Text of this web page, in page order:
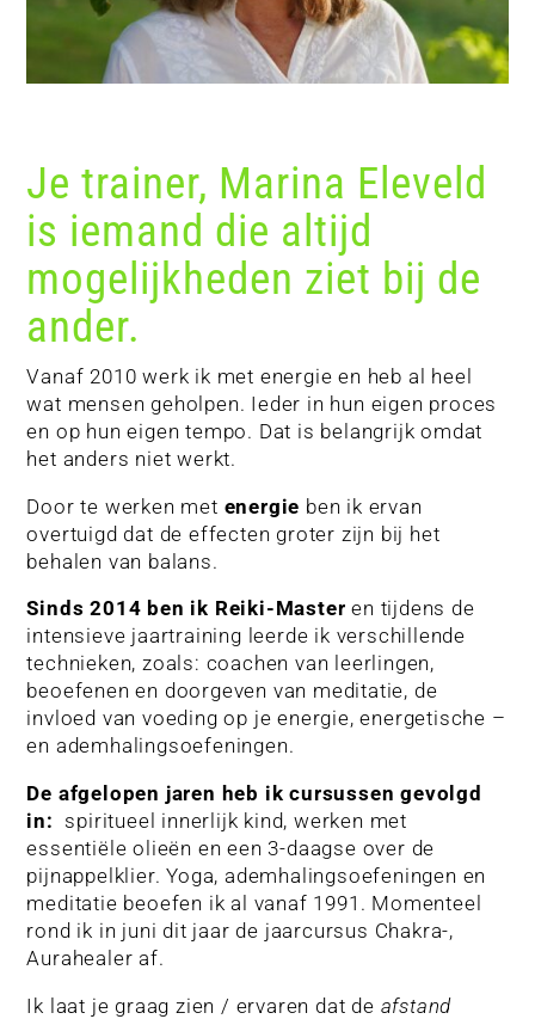
Je trainer, Marina Eleveld
is iemand die altijd
mogelijkheden ziet bij de
ander.
Vanaf 2010 werk ik met energie en heb al heel
wat mensen geholpen. Ieder in hun eigen proces
en op hun eigen tempo. Dat is belangrijk omdat
het anders niet werkt.
Door te werken met energie ben ik ervan
overtuigd dat de effecten groter zijn bij het
behalen van balans.
Sinds 2014 ben ik Reiki-Master en tijdens de
intensieve jaartraining leerde ik verschillende
technieken, zoals: coachen van leerlingen,
beoefenen en doorgeven van meditatie, de
invloed van voeding op je energie, energetische –
en ademhalingsoefeningen.
De afgelopen jaren heb ik cursussen gevolgd
in: spiritueel innerlijk kind, werken met
essentiële olieën en een 3-daagse over de
pijnappelklier. Yoga, ademhalingsoefeningen en
meditatie beoefen ik al vanaf 1991. Momenteel
rond ik in juni dit jaar de jaarcursus Chakra-,
Aurahealer af.
Ik laat je graag zien / ervaren dat de afstand